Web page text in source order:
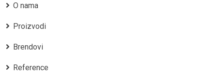
O nama
Proizvodi
Brendovi
Reference